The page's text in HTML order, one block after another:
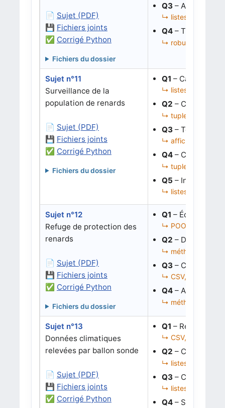
📄 Sujet (PDF)
💾 Fichiers joints
✅ Corrigé Python
Fichiers du dossier
Q3 – Analyser
↳ listes, indices,
Q4 – Traiter un
↳ robustesse,
Sujet n°11
Surveillance de la
population de renards
📄 Sujet (PDF)
💾 Fichiers joints
✅ Corrigé Python
Fichiers du dossier
Q1 – Calculer
↳ listes de
Q2 – Construire
↳ tuples, listes,
Q3 – Tester les
↳ affichage,
Q4 – Corriger
↳ tuples, tri ou
Q5 – Interpréter
↳ listes, plus
Sujet n°12
Refuge de protection des
renards
📄 Sujet (PDF)
💾 Fichiers joints
✅ Corrigé Python
Fichiers du dossier
Q1 – Écrire le
↳ POO, classe,
Q2 – Définir une
↳ méthode
Q3 – Corriger
↳ CSV,
Q4 – Analyser la
↳ méthodes, listes
Sujet n°13
Données climatiques
relevées par ballon sonde
📄 Sujet (PDF)
💾 Fichiers joints
✅ Corrigé Python
Q1 – Récupérer
↳ CSV, listes
Q2 – Convertir
↳ listes, boucle,
Q3 – Chercher
↳ listes, minimum,
Q4 – Sécuriser